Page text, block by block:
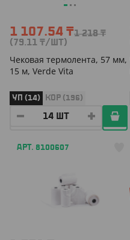
1 107.54 ₸1 218₸
(79.11 ₸/ШТ)
Чековая термолента, 57 мм,
15 м, Verde Vita
УП (14) КОР (196)
АРТ. 8100607